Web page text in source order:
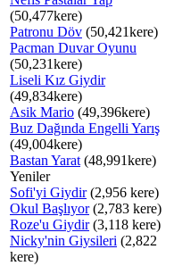
(50,477kere)
Patronu Döv (50,421kere)
Pacman Duvar Oyunu
(50,231kere)
Liseli Kız Giydir
(49,834kere)
Asik Mario (49,396kere)
Buz Dağında Engelli Yarış
(49,004kere)
Bastan Yarat (48,991kere)
Yeniler
Sofi'yi Giydir(2,956 kere)
Okul Başlıyor(2,783 kere)
Roze'u Giydir(3,118 kere)
Nicky'nin Giysileri (2,822
kere)